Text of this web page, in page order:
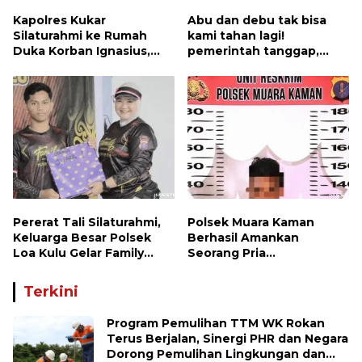
Kapolres Kukar
Silaturahmi ke Rumah
Duka Korban Ignasius,
Penanganan Kasus
Kepada Polisi
Abu dan debu tak bisa
kami tahan lagi!
pemerintah tanggap,
Pererat Tali Silaturahmi,
Keluarga Besar Polsek
Loa Kulu Gelar Family
Kehangatan
Polsek Muara Kaman
Berhasil Amankan
Seorang Pria
Terkini
Program Pemulihan TTM WK Rokan
Terus Berjalan, Sinergi PHR dan Negara
Dorong Pemulihan Lingkungan dan